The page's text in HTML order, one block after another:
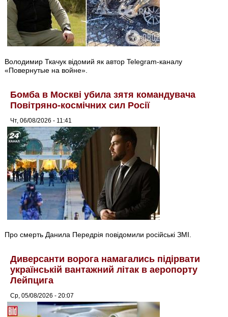
Володимир Ткачук відомий як автор Telegram-каналу
«Повернутые на войне».
Бомба в Москві убила зятя командувача
Повітряно-космічних сил Росії
Чт, 06/08/2026 - 11:41
Про смерть Данила Передрія повідомили російські ЗМІ.
Диверсанти ворога намагались підірвати
українській вантажний літак в аеропорту
Лейпцига
Ср, 05/08/2026 - 20:07